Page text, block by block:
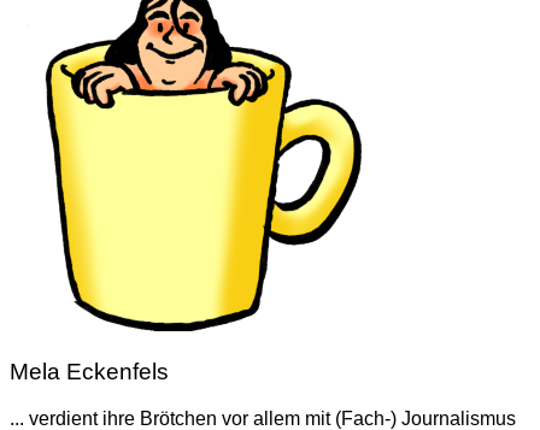
Mela Eckenfels
... verdient ihre Brötchen vor allem mit (Fach-) Journalismus